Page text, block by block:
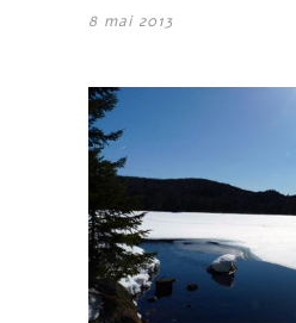
8 mai 2013